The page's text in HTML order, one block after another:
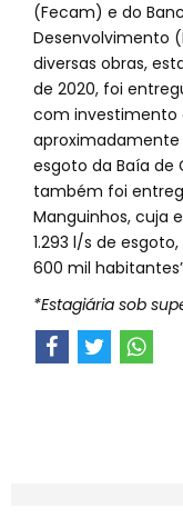
(Fecam) e do
Desenvolvimento
diversas obras,
de 2020, foi
com investimento
aproximadamente
esgoto da Baía de
também foi
Manguinhos, cuja
1.293 l/s de
600 mil
*Estagiária sob